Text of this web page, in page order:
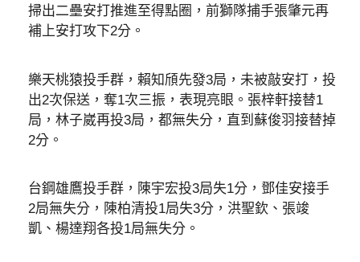
掃出二壘安打推進至得點圈，前獅隊捕手張肇元再
補上安打攻下2分。
樂天桃猿投手群，賴知頎先發3局，未被敲安打，投
出2次保送，奪1次三振，表現亮眼。張梓軒接替1
局，林子崴再投3局，都無失分，直到蘇俊羽接替掉
2分。
台鋼雄鷹投手群，陳宇宏投3局失1分，鄧佳安接手
2局無失分，陳柏清投1局失3分，洪聖欽、張竣
凱、楊達翔各投1局無失分。